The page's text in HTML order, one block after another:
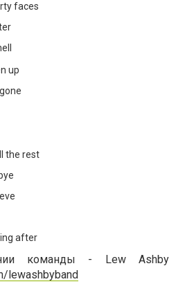
faces
up
the rest
after
команды - Lew Ashby
lewashbyband